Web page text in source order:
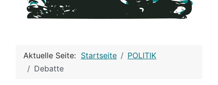
Aktuelle Seite: Startseite
POLITIK
Debatte